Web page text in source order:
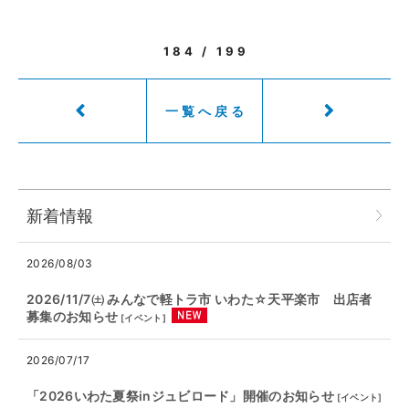
184 / 199
一覧へ戻る
新着情報
2026/08/03
2026/11/7㈯ みんなで軽トラ市 いわた☆天平楽市 出店者
募集のお知らせ [イベント ]
2026/07/17
「2026いわた夏祭inジュビロード」開催のお知らせ [イベント]